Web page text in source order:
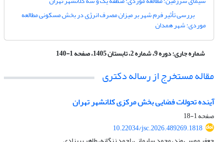
بررسی تأثیر فرم شهر بر میزان مصرف انرژی در بخش مسکونی مطالعه
موردی: شهر همدان
شماره جاری:دوره 9، شماره 2، تابستان 1405، صفحه 1-140
مقاله مستخرج از رساله دکتری
آینده تحولات فضایی بخش مرکزی کلانشهر تهران
صفحه1-18
10.22034/jsc.2026.489269.1818